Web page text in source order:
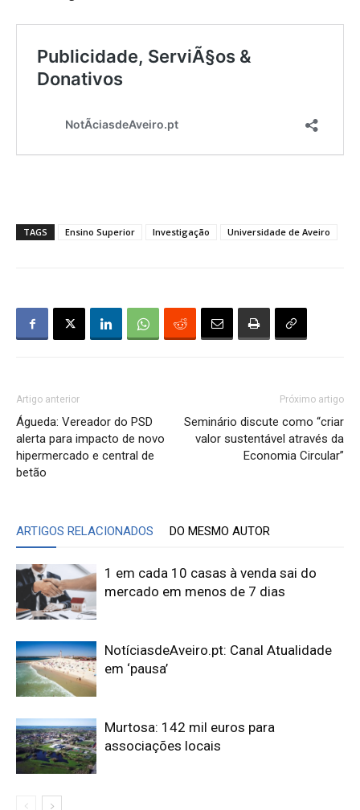
TAGS Ensino Superior Investigação Universidade de Aveiro
Artigo anterior
Águeda: Vereador do PSD
alerta para impacto de novo
hipermercado e central de
betão
Próximo artigo
Seminário discute como “criar
valor sustentável através da
Economia Circular”
ARTIGOS RELACIONADOS DO MESMO AUTOR
1 em cada 10 casas à venda sai do
mercado em menos de 7 dias
NotíciasdeAveiro.pt: Canal Atualidade
em ‘pausa’
Murtosa: 142 mil euros para
associações locais